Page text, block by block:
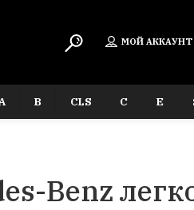
МОЙ АККАУНТ
B CLS C E
Benz